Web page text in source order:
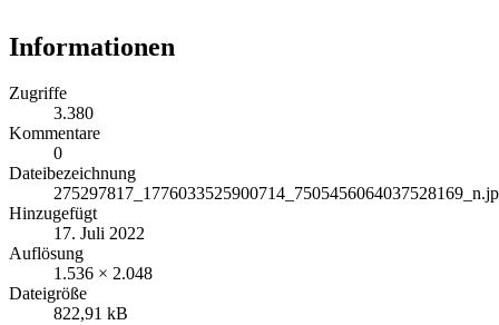
Informationen
Zugriffe
3.380
Kommentare
0
Dateibezeichnung
Hinzugefügt
17. Juli 2022
Auflösung
1.536 × 2.048
Dateigröße
822,91 kB